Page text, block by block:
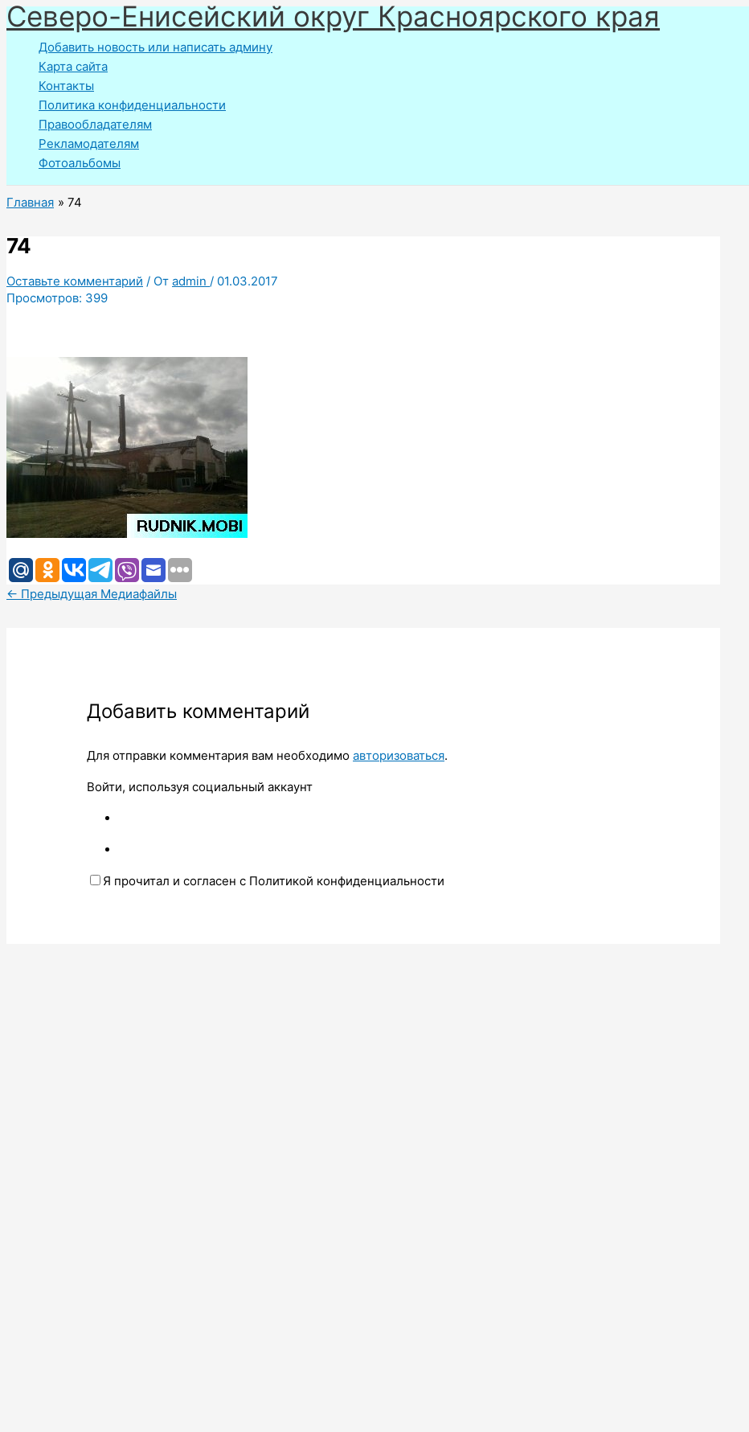
Перейти
к
содержимому
Северо-Енисейский округ Красноярского края
Добавить новость или написать админу
Карта сайта
Контакты
Политика конфиденциальности
Правообладателям
Рекламодателям
Фотоальбомы
Главная 74
74
Оставьте комментарий / От admin / 01.03.2017
Просмотров: 399
← Предыдущая Медиафайлы
Добавить комментарий
Для отправки комментария вам необходимоавторизоваться.
Войти, используя социальный аккаунт
Я прочитал и согласен с Политикой конфиденциальности